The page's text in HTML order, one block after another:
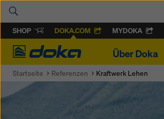
SHOP DOKA.COM MYDOKA
Doka
Über Doka
Startseite Referenzen Kraftwerk Lehen